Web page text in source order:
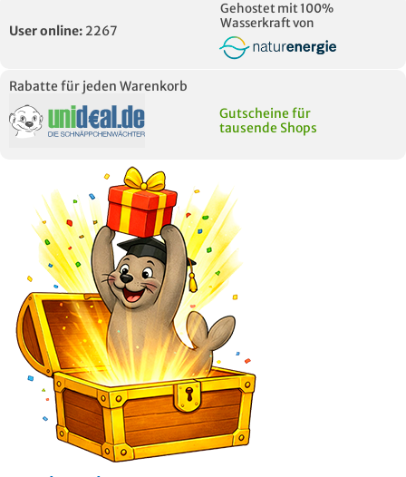
User online: 2267
Gehostet mit 100%
Wasserkraft von
Rabatte für jeden Warenkorb
Gutscheine für
tausende Shops